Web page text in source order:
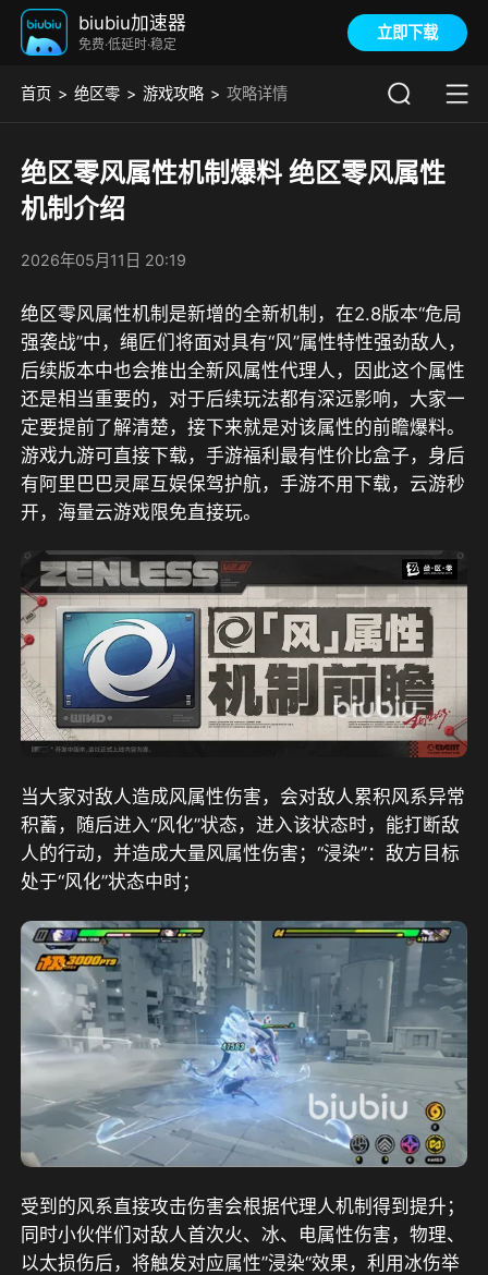
biubiu加速器
免费·低延时·稳定
立即下载
首页 绝区零 游戏攻略 攻略详情
绝区零风属性机制爆料 绝区零风属性
机制介绍
2026年05月11日 20:19
绝区零风属性机制是新增的全新机制，在2.8版本“危局
强袭战”中，绳匠们将面对具有“风”属性特性强劲敌人，
后续版本中也会推出全新风属性代理人，因此这个属性
还是相当重要的，对于后续玩法都有深远影响，大家一
定要提前了解清楚，接下来就是对该属性的前瞻爆料。
游戏九游可直接下载，手游福利最有性价比盒子，身后
有阿里巴巴灵犀互娱保驾护航，手游不用下载，云游秒
开，海量云游戏限免直接玩。
当大家对敌人造成风属性伤害，会对敌人累积风系异常
积蓄，随后进入“风化”状态，进入该状态时，能打断敌
人的行动，并造成大量风属性伤害；“浸染”：敌方目标
处于“风化”状态中时；
受到的风系直接攻击伤害会根据代理人机制得到提升；
同时小伙伴们对敌人首次火、冰、电属性伤害，物理、
以太损伤后，将触发对应属性”浸染“效果，利用冰伤举